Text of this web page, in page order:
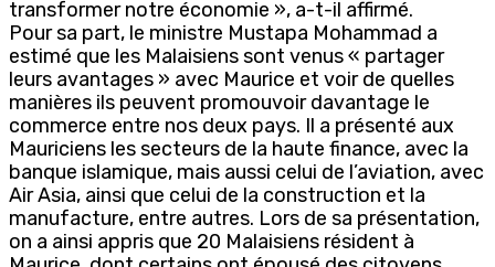
transformer notre économie », a-t-il affirmé.
Pour sa part, le ministre Mustapa Mohammad a
estimé que les Malaisiens sont venus « partager
leurs avantages » avec Maurice et voir de quelles
manières ils peuvent promouvoir davantage le
commerce entre nos deux pays. Il a présenté aux
Mauriciens les secteurs de la haute finance, avec la
banque islamique, mais aussi celui de l’aviation, avec
Air Asia, ainsi que celui de la construction et la
manufacture, entre autres. Lors de sa présentation,
on a ainsi appris que 20 Malaisiens résident à